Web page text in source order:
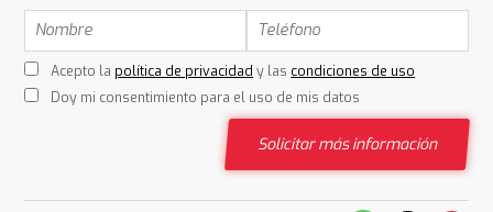
Acepto la política de privacidad y las condiciones de uso
Doy mi consentimiento para el uso de mis datos
Solicitar más información